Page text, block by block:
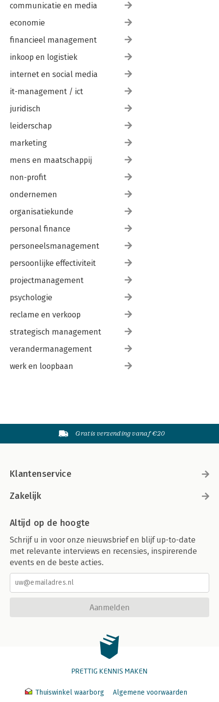
communicatie en media
economie
financieel management
inkoop en logistiek
internet en social media
it-management / ict
juridisch
leiderschap
marketing
mens en maatschappij
non-profit
ondernemen
organisatiekunde
personal finance
personeelsmanagement
persoonlijke effectiviteit
projectmanagement
psychologie
reclame en verkoop
strategisch management
verandermanagement
werk en loopbaan
Gratis verzending vanaf €20
Klantenservice
Zakelijk
Altijd op de hoogte
Schrijf u in voor onze nieuwsbrief en blijf up-to-date
met relevante interviews en recensies, inspirerende
events en de beste acties.
Aanmelden
PRETTIG KENNIS MAKEN
Thuiswinkel waarborg
Algemene voorwaarden